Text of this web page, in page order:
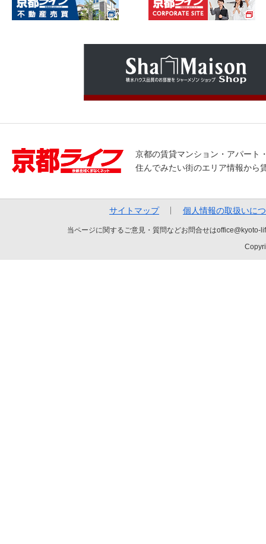
京都の賃貸マンション・アパート
住んでみたい街のエリア情報から
サイトマップ 個人情報の取扱いに
当ページに関するご意見・質問などお問合せは